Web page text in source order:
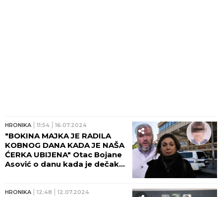
HRONIKA 11:54 16.07.2024
"BOKINA MAJKA JE RADILA
KOBNOG DANA KADA JE NAŠA
ĆERKA UBIJENA" Otac Bojane
Asović o danu kada je dečak
HRONIKA 12:48 12.07.2024